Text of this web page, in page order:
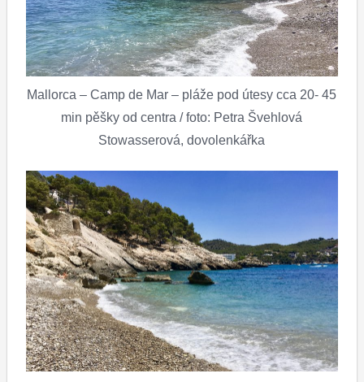
Mallorca – Camp de Mar – pláže pod útesy cca 20- 45
min pěšky od centra / foto: Petra Švehlová
Stowasserová, dovolenkářka